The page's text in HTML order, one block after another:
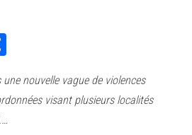
ag
er
nouvelle vague de violences
visant plusieurs localités